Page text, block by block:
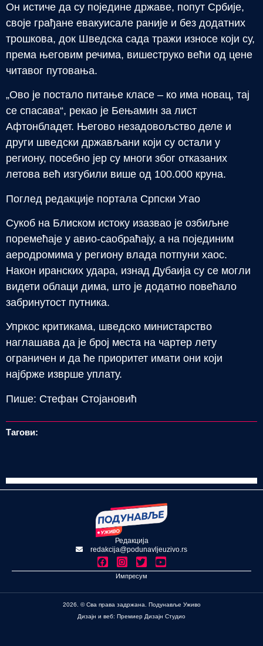
Он истиче да су поједине државе, попут Србије,
своје грађане евакуисале раније и без додатних
трошкова, док Шведска сада тражи износе који су,
према његовим речима, вишеструко већи од цене
читавог путовања.
„Ово је постало питање класе – ко има новац, тај
се спасава“, рекао је Бењамин за лист
Афтонбладет. Његово незадовољство деле и
други шведски држављани који су остали у
региону, посебно јер су многи због отказаних
летова већ изгубили више од 100.000 круна.
Поглед редакције портала Српски Угао
Сукоб на Блиском истоку изазвао је озбиљне
поремећаје у авио-саобраћају, а на појединим
аеродромима у региону влада потпуни хаос.
Након иранских удара, изнад Дубаија су се могли
видети облаци дима, што је додатно повећало
забринутост путника.
Упркос критикама, шведско министарство
наглашава да је број места на чартер лету
ограничен и да ће приоритет имати они који
најбрже изврше уплату.
Пише: Стефан Стојановић
Тагови:
Редакција
redakcija@podunavljeuzivo.rs
Импресум
2026. © Сва права задржана. Подунавље Уживо
Дизајн и веб: Премиер Дизајн Студио